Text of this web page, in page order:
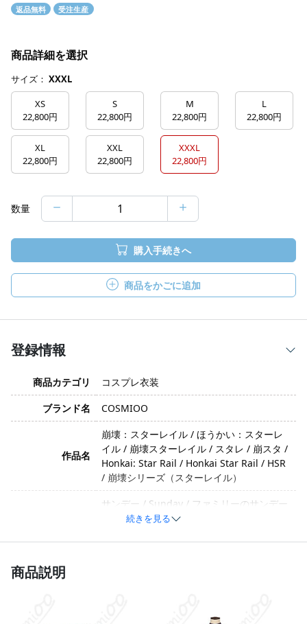
返品無料 受注生産
商品詳細を選択
サイズ： XXXL
XS
22,800円
S
22,800円
M
22,800円
L
22,800円
XL
22,800円
XXL
22,800円
XXXL
22,800円
数量
購入手続きへ
商品をかごに追加
登録情報
商品カテゴリ
コスプレ衣装
ブランド名
COSMIOO
作品名
崩壊：スターレイル / ほうかい：スターレ
イル / 崩壊スターレイル / スタレ / 崩スタ /
Honkai: Star Rail / Honkai Star Rail / HSR
/ 崩壊シリーズ（スターレイル）
サンデー / Sunday / ファミリーのサンデー
/ ペナコニーのホスト・サンデー
イメージ
上品・紳士・ミステリアス・冷静
造ロットや工法の変更により若干異なる場
続きを見る
商品説明